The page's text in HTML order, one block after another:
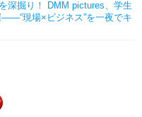
深掘り！ DMM pictures、学生
現場×ビジネス”を一夜でキ